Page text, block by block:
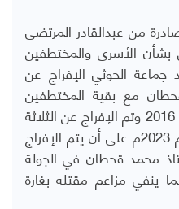
من عبدالقادر المرتضى
الأسرى والمختطفين
جماعة الحوثي الإفراج عن
مع بقية المختطفين
المشمولين بالقرار الأممي رقم 2016 وتم الإفراج عن الثلاثة
عبر جولة المفاوضات في العام 2023م على أن يتم الإفراج
محمد قحطان في الجولة
ينفي مزاعم مقتله بغارة